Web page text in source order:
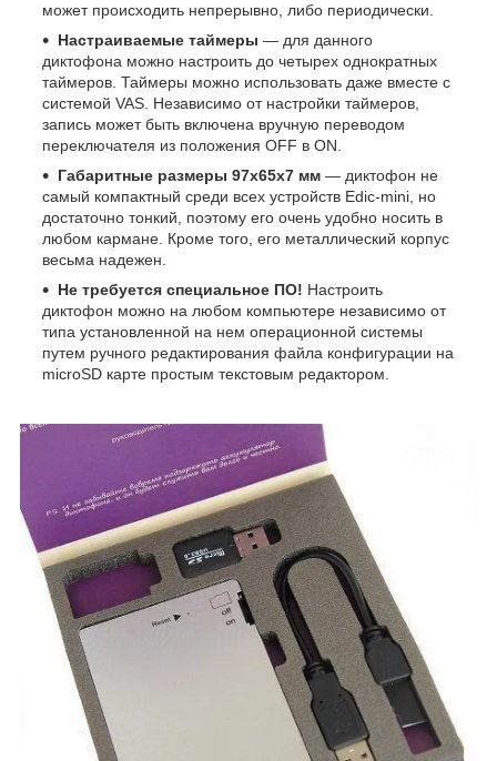
может происходить непрерывно, либо периодически.
Настраиваемые таймеры — для данного
диктофона можно настроить до четырех однократных
таймеров. Таймеры можно использовать даже вместе с
системой VAS. Независимо от настройки таймеров,
запись может быть включена вручную переводом
переключателя из положения OFF в ON.
Габаритные размеры 97x65x7 мм — диктофон не
самый компактный среди всех устройств Edic-mini, но
достаточно тонкий, поэтому его очень удобно носить в
любом кармане. Кроме того, его металлический корпус
весьма надежен.
Не требуется специальное ПО! Настроить
диктофон можно на любом компьютере независимо от
типа установленной на нем операционной системы
путем ручного редактирования файла конфигурации на
microSD карте простым текстовым редактором.